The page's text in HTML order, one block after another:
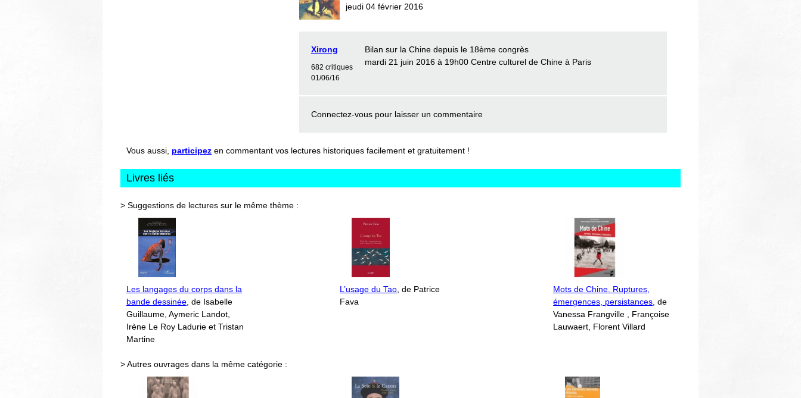
jeudi 04 février 2016
Xirong
682 critiques
01/06/16
Bilan sur la Chine depuis le 18ème congrès
mardi 21 juin 2016 à 19h00 Centre culturel de Chine à Paris
Connectez-vous pour laisser un commentaire
Vous aussi, participez en commentant vos lectures historiques facilement et gratuitement !
Livres liés
> Suggestions de lectures sur le même thème :
Les langages du corps dans la
bande dessinée, de Isabelle
Guillaume, Aymeric Landot,
Irène Le Roy Ladurie et Tristan
Martine
L’usage du Tao, de Patrice
Fava
Mots de Chine. Ruptures,
émergences, persistances, de
Vanessa Frangville , Françoise
Lauwaert, Florent Villard
> Autres ouvrages dans la même catégorie :